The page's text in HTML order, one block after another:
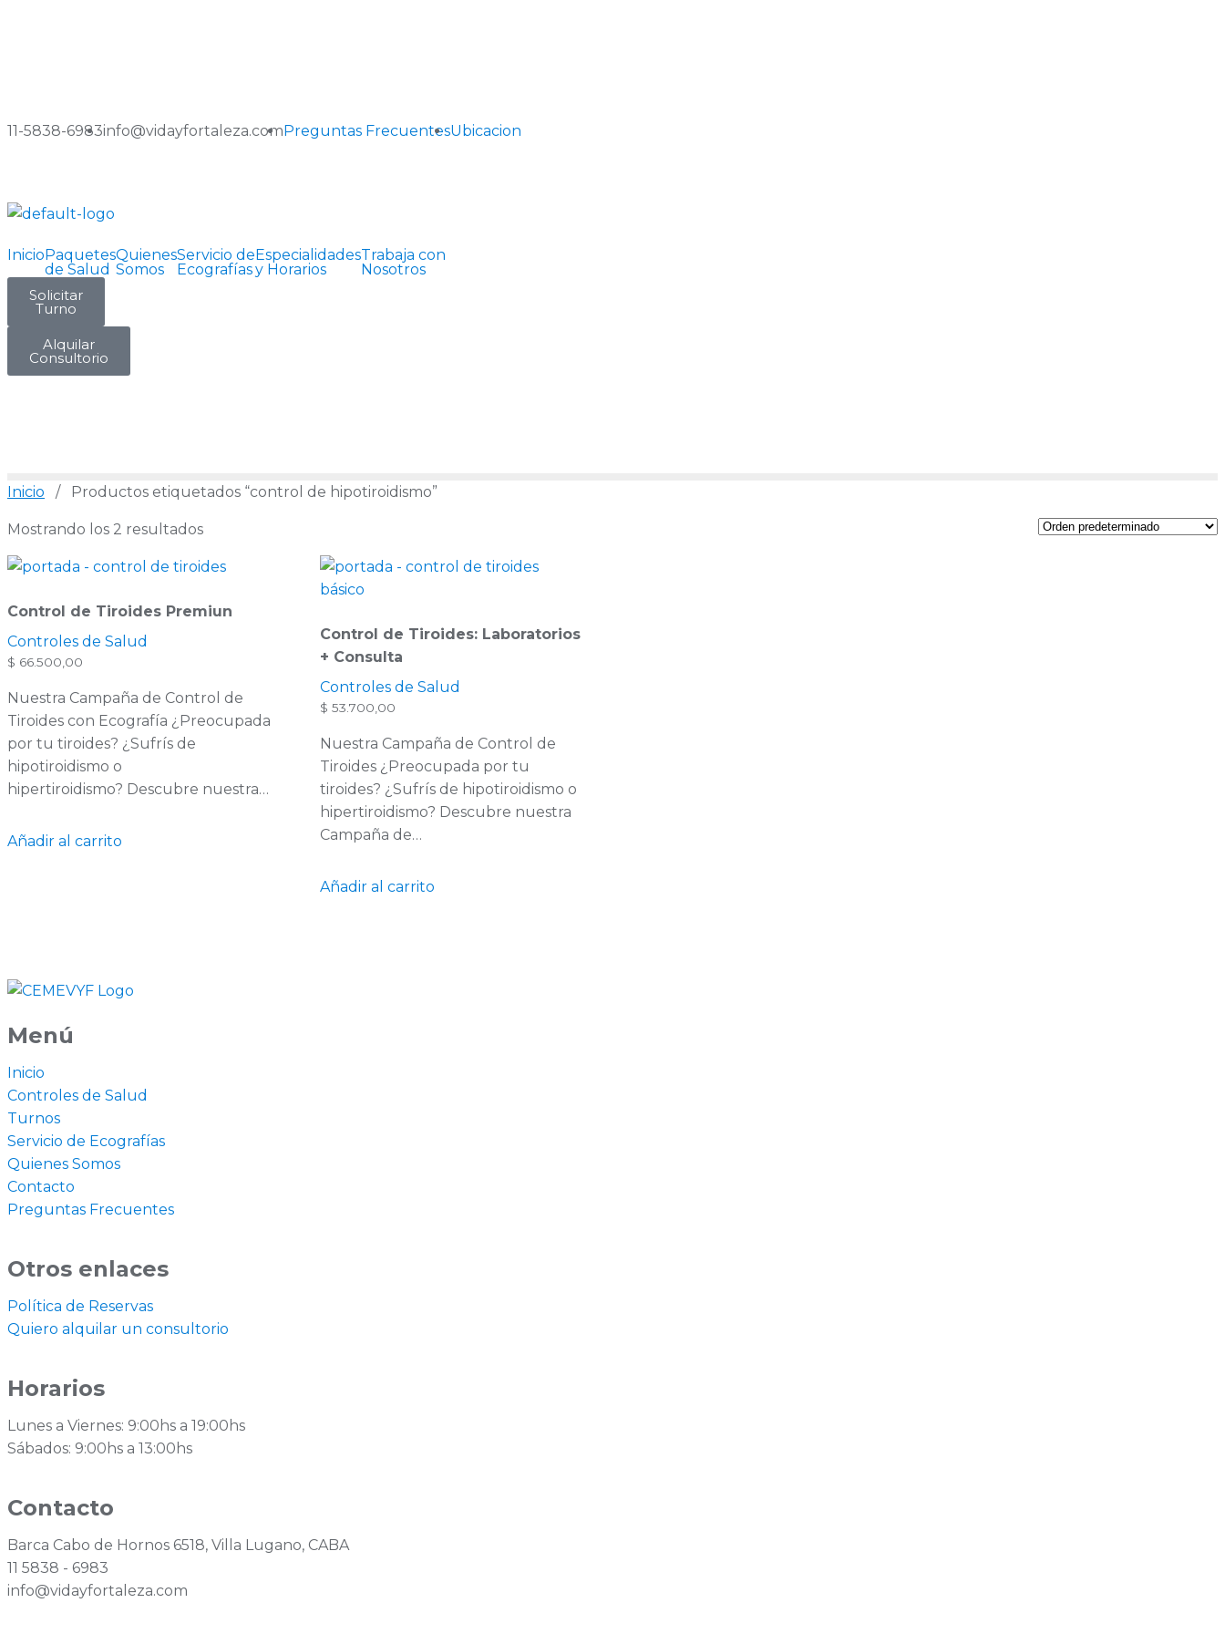
11-5838-6983info@vidayfortaleza.comPreguntas FrecuentesUbicacion
InicioPaquetes
de Salud
Quienes
Somos
Servicio de
Ecografías
Especialidades
y Horarios
Trabaja con
Nosotros
Solicitar
Turno
Alquilar
Consultorio
Inicio / Productos etiquetados “control de hipotiroidismo”
Mostrando los 2 resultados
Control de Tiroides Premiun
Controles de Salud
$ 66.500,00
Nuestra Campaña de Control de
Tiroides con Ecografía ¿Preocupada
por tu tiroides? ¿Sufrís de
hipotiroidismo o
hipertiroidismo? Descubre nuestra…
Añadir al carrito
Control de Tiroides: Laboratorios
+ Consulta
Controles de Salud
$ 53.700,00
Nuestra Campaña de Control de
Tiroides ¿Preocupada por tu
tiroides? ¿Sufrís de hipotiroidismo o
hipertiroidismo? Descubre nuestra
Campaña de…
Añadir al carrito
Menú
Inicio
Controles de Salud
Turnos
Servicio de Ecografías
Quienes Somos
Contacto
Preguntas Frecuentes
Otros enlaces
Política de Reservas
Quiero alquilar un consultorio
Horarios
Lunes a Viernes: 9:00hs a 19:00hs
Sábados: 9:00hs a 13:00hs
Contacto
Barca Cabo de Hornos 6518, Villa Lugano, CABA
11 5838 - 6983
info@vidayfortaleza.com